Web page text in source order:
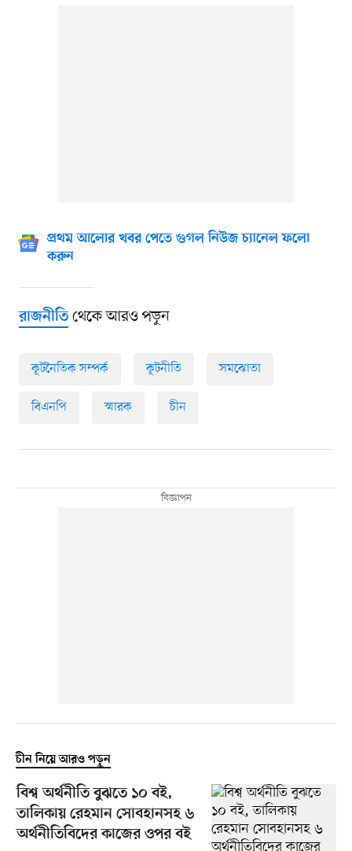
প্রথম আলোর খবর পেতে গুগল নিউজ চ্যানেল ফলো
করুন
রাজনীতিথেকে আরও পড়ুন
কূটনৈতিক সম্পর্ক কূটনীতি সমঝোতা
বিএনপি স্মারক চীন
চীন নিয়ে আরও পড়ুন
বিশ্ব অর্থনীতি বুঝতে ১০ বই,
তালিকায় রেহমান সোবহানসহ ৬
অর্থনীতিবিদের কাজের ওপর বই